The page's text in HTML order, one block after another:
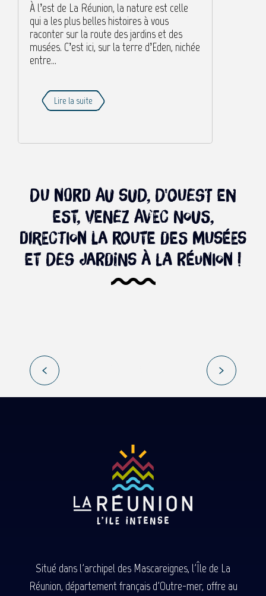
À l’est de La Réunion, la nature est celle
qui a les plus belles histoires à vous
raconter sur la route des jardins et des
musées. C’est ici, sur la terre d’Eden, nichée
entre...
Lire la suite
Du nord au sud, d'ouest en
est, venez avec nous,
direction la route des musées
et des jardins à La Réunion !
Une histoire tout feu tout flamme
: sur la route des musées et des
Situé dans l'archipel des Mascareignes, l'Île de La
Réunion, département français d'Outre-mer, offre au